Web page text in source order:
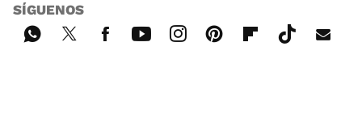
SÍGUENOS